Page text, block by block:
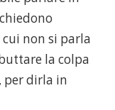
non si parla
la colpa
per dirla in